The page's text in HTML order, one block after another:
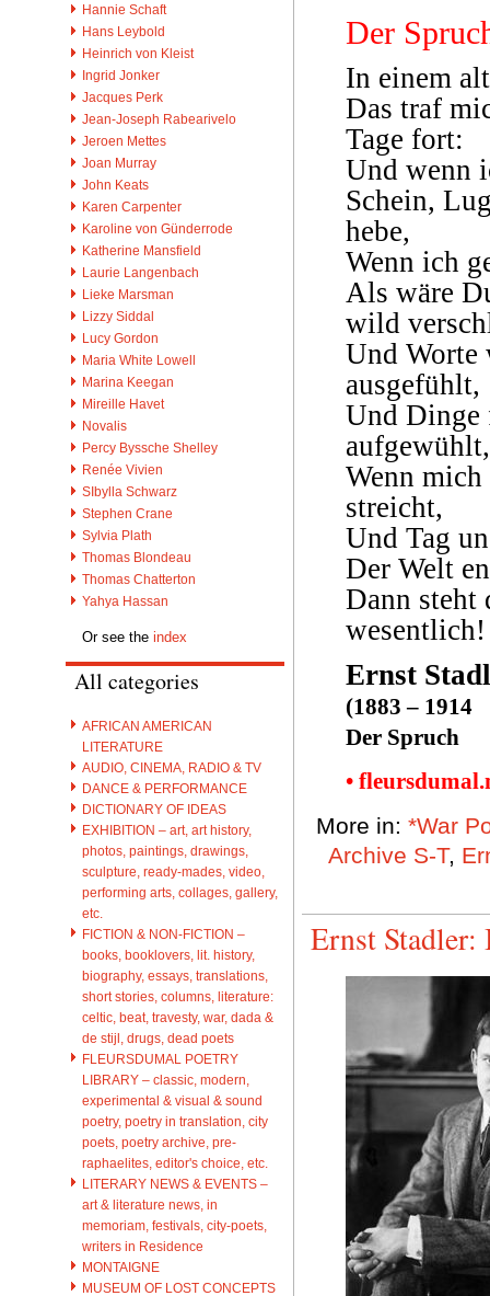
Hannie Schaft
Hans Leybold
Heinrich von Kleist
Ingrid Jonker
Jacques Perk
Jean-Joseph Rabearivelo
Jeroen Mettes
Joan Murray
John Keats
Karen Carpenter
Karoline von Günderrode
Katherine Mansfield
Laurie Langenbach
Lieke Marsman
Lizzy Siddal
Lucy Gordon
Maria White Lowell
Marina Keegan
Mireille Havet
Novalis
Percy Byssche Shelley
Renée Vivien
SIbylla Schwarz
Stephen Crane
Sylvia Plath
Thomas Blondeau
Thomas Chatterton
Yahya Hassan
Or see the index
All categories
AFRICAN AMERICAN
LITERATURE
AUDIO, CINEMA, RADIO & TV
DANCE & PERFORMANCE
DICTIONARY OF IDEAS
EXHIBITION – art, art history,
photos, paintings, drawings,
sculpture, ready-mades, video,
performing arts, collages, gallery,
etc.
FICTION & NON-FICTION –
books, booklovers, lit. history,
biography, essays, translations,
short stories, columns, literature:
celtic, beat, travesty, war, dada &
de stijl, drugs, dead poets
FLEURSDUMAL POETRY
LIBRARY – classic, modern,
experimental & visual & sound
poetry, poetry in translation, city
poets, poetry archive, pre-
raphaelites, editor's choice, etc.
LITERARY NEWS & EVENTS –
art & literature news, in
memoriam, festivals, city-poets,
writers in Residence
MONTAIGNE
MUSEUM OF LOST CONCEPTS
Der
In einem
Das traf
Tage fort:
Und wenn
Schein,
hebe,
Wenn ich
Als wäre
wild
Und Worte
ausgefühlt,
Und Dinge
aufgewühlt,
Wenn
streicht,
Und Tag
Der Welt
Dann steht
wesentlich!
Ernst
(1883 – 1914
Der Spruch
•
More in: *War
Archive S-T,
Ernst Stadler: